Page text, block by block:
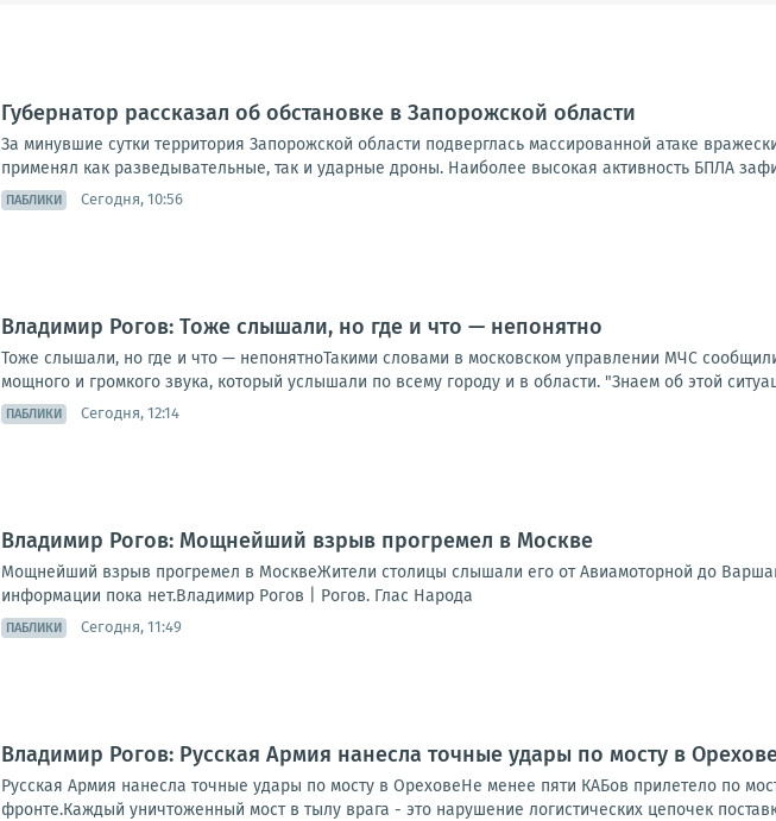
Губернатор рассказал об обстановке в Запорожской области
За минувшие сутки территория Запорожской области подверглась массированной атаке
применял как разведывательные, так и ударные дроны. Наиболее высокая активность БПЛА
ПАБЛИКИ Сегодня, 10:56
Владимир Рогов: Тоже слышали, но где и что — непонятно
Тоже слышали, но где и что — непонятноТакими словами в московском управлении МЧС
мощного и громкого звука, который услышали по всему городу и в области. "Знаем об этой
ПАБЛИКИ Сегодня, 12:14
Владимир Рогов: Мощнейший взрыв прогремел в Москве
Мощнейший взрыв прогремел в МосквеЖители столицы слышали его от Авиамоторной до
информации пока нет.Владимир Рогов | Рогов. Глас Народа
ПАБЛИКИ Сегодня, 11:49
Владимир Рогов: Русская Армия нанесла точные удары по мосту в
Русская Армия нанесла точные удары по мосту в ОреховеНе менее пяти КАБов прилетело по
фронте.Каждый уничтоженный мост в тылу врага - это нарушение логистических цепочек